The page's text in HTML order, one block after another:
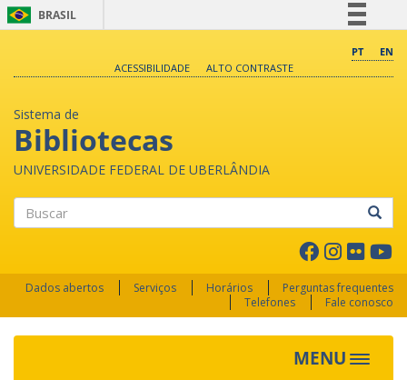
BRASIL
Comunica BR
PT
EN
ACESSIBILIDADE
ALTO CONTRASTE
Sistema de
Bibliotecas
UNIVERSIDADE FEDERAL DE UBERLÂNDIA
Dados abertos Serviços Horários
Perguntas frequentes
Telefones
Fale conosco
MENU Toggle